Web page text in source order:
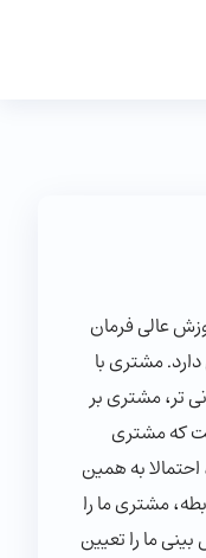
عالی فرمان
مشتری با
تر، مشتری بر
که مشتری
به همین
مشتری ما را
ما را تعیین